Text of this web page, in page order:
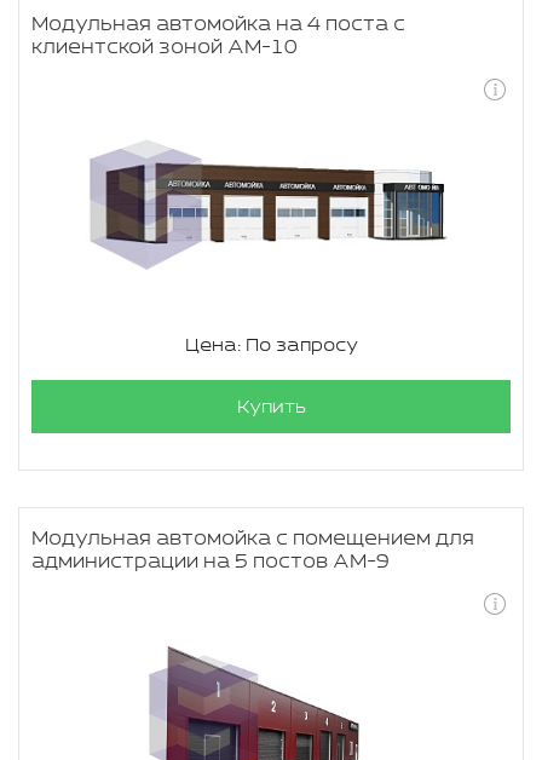
Модульная автомойка на 4 поста с
клиентской зоной АМ-10
Цена: По запросу
Купить
Модульная автомойка с помещением для
администрации на 5 постов АМ-9